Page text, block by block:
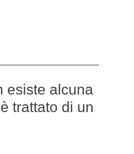
esiste alcuna
trattato di un